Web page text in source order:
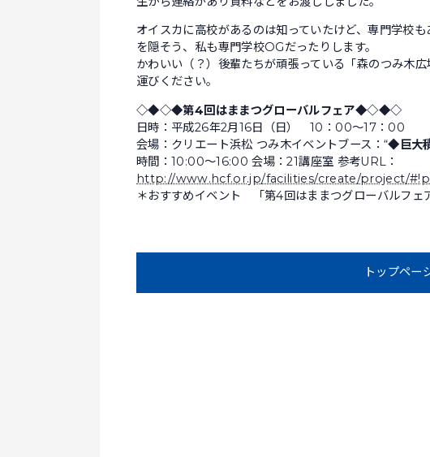
オイスカに高校があるのは知っていたけど、専門学校
を隠そう、私も専門学校OGだったりします。
かわいい（？）後輩たちが頑張っている「森のつみ木
運びください。
◇◆◇◆第4回はままつグローバルフェア◆◇◆◇
日時：平成26年2月16日（日） 10：00～17：00
会場：クリエート浜松 つみ木イベントブース：“◆巨大
時間：10:00～16:00 会場：21講座室 参考URL：
http://www.hcf.or.jp/facilities/create/project/
＊おすすめイベント 「第4回はままつグローバルフェ
トップペー